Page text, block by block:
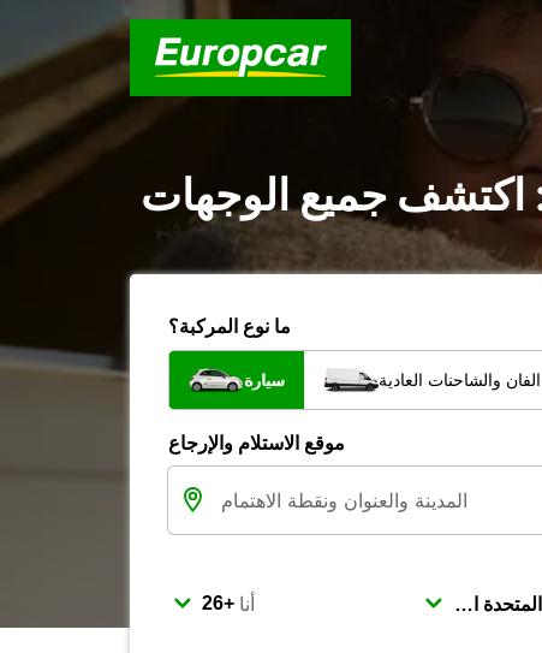
: اكتشف جميع الوجهات
ما نوع المركبة؟
سيارة والشاحنات العادية
موقع الاستلام والإرجاع
أنا